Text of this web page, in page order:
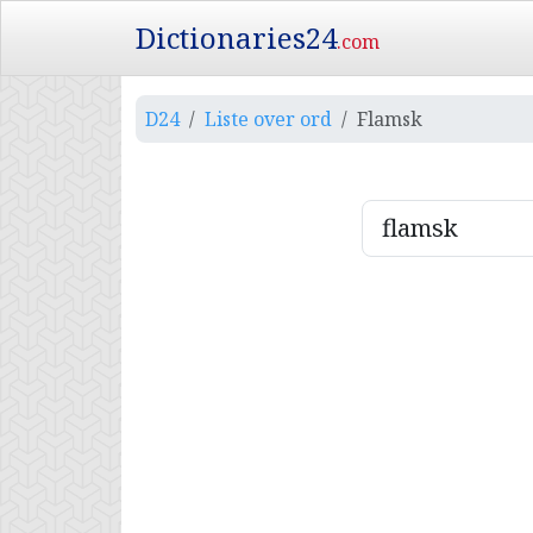
Dictionaries24.com
D24 Liste over ord Flamsk